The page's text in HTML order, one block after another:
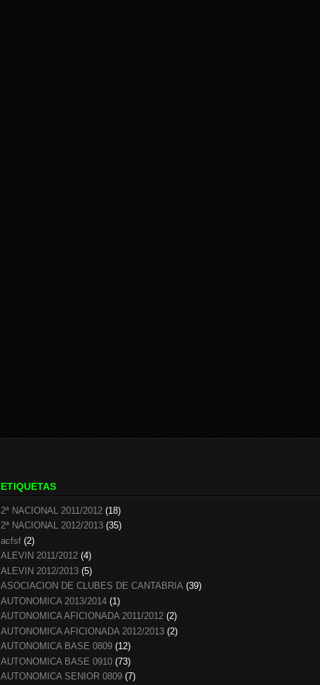
ETIQUETAS
2ª NACIONAL 2011/2012 (18)
2ª NACIONAL 2012/2013 (35)
acfsf (2)
ALEVIN 2011/2012 (4)
ALEVIN 2012/2013 (5)
ASOCIACION DE CLUBES DE CANTABRIA (39)
AUTONOMICA 2013/2014 (1)
AUTONOMICA AFICIONADA 2011/2012 (2)
AUTONOMICA AFICIONADA 2012/2013 (2)
AUTONOMICA BASE 0809 (12)
AUTONOMICA BASE 0910 (73)
AUTONOMICA SENIOR 0809 (7)